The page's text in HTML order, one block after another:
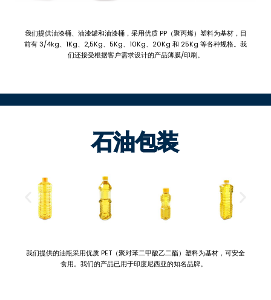
我们提供油漆桶、油漆罐和油漆桶，采用优质 PP（聚丙烯）塑料为基材，目
前有 3/4kg、1Kg、2,5Kg、5Kg、10Kg、20Kg 和 25Kg 等各种规格。我
们还接受根据客户需求设计的产品薄膜/印刷。
石油包装
我们提供的油瓶采用优质 PET（聚对苯二甲酸乙二酯）塑料为基材，可安全
食用。我们的产品已用于印度尼西亚的知名品牌。